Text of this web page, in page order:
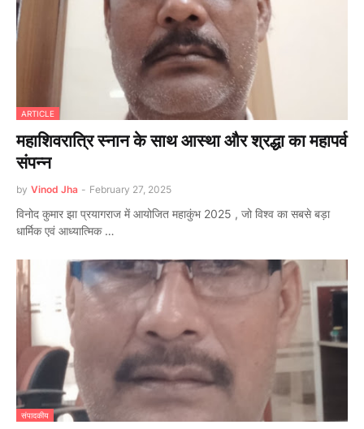
ARTICLE
महाशिवरात्रि स्नान के साथ आस्था और श्रद्धा का महापर्व
संपन्न
by Vinod Jha - February 27, 2025
विनोद कुमार झा प्रयागराज में आयोजित महाकुंभ 2025 , जो विश्व का सबसे बड़ा
धार्मिक एवं आध्यात्मिक …
संपादकीय